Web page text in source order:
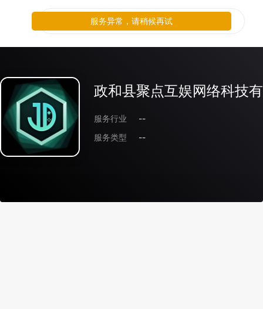
政和县聚点互娱网络科技
服务行业
--
服务类型
--
服务异常，请稍候再试